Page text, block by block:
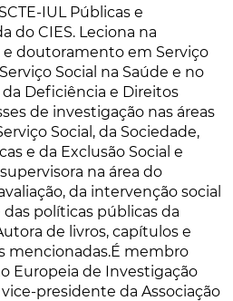
IUL Públicas e
do CIES. Leciona na
e doutoramento em Serviço
Social na Saúde e no
Deficiência e Direitos
de investigação nas áreas
Social, da Sociedade,
e da Exclusão Social e
na área do
da intervenção social
políticas públicas da
de livros, capítulos e
mencionadas.É membro
Europeia de Investigação
presidente da Associação